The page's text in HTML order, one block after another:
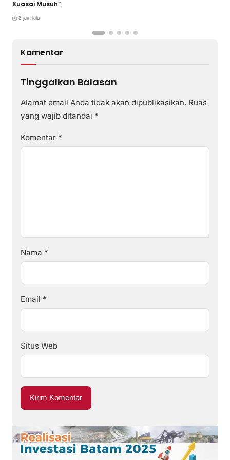
Kuasai Musuh”
8 jam lalu
Komentar
Tinggalkan Balasan
Alamat email Anda tidak akan dipublikasikan. Ruas
yang wajib ditandai *
Komentar *
Nama *
Email *
Situs Web